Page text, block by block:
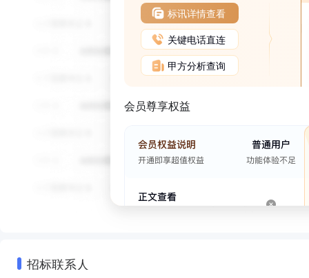
标讯详情查看
关键电话直连
甲方分析查询
会员尊享权益
招标联系人